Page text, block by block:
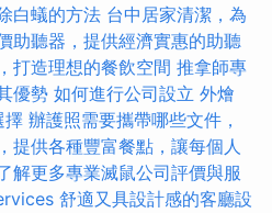
白蟻的方法 台中居家清潔，為
助聽器，提供經濟實惠的助聽
打造理想的餐飲空間 推拿師專
優勢 如何進行公司設立 外燴
擇 辦護照需要攜帶哪些文件，
提供各種豐富餐點，讓每個人
解更多專業滅鼠公司評價與服
舒適又具設計感的客廳設